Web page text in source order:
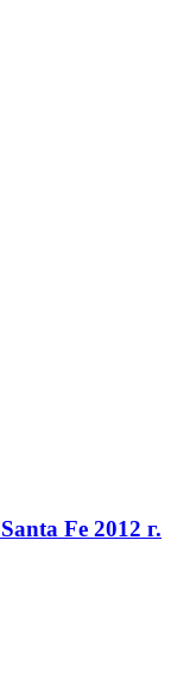
Fe 2012 г.